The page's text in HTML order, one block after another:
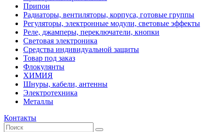
Припои
Радиаторы, вентиляторы, корпуса, готовые группы
Регуляторы, электронные модули, световые эффекты
Реле, джамперы, переключатели, кнопки
Световая электроника
Средства индивидуальной защиты
Товар под заказ
Флокулянты
ХИМИЯ
Шнуры, кабели, антенны
Электротехника
Металлы
Контакты